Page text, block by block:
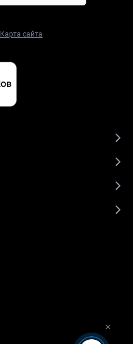
Карта сайта
×